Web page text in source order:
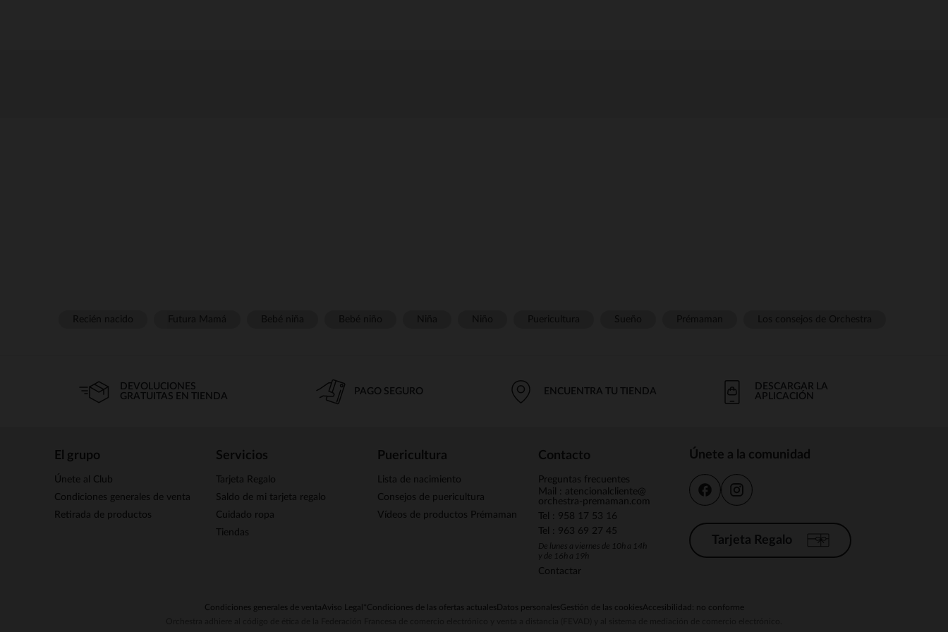
DEVOLUCIONES
GRATUITAS EN TIENDA
PAGO SEGURO ENCUENTRA TU TIENDA
DESCARGAR LA
APLICACIÓN
El grupo
Únete al Club
Condiciones generales de venta
Retirada de productos
Servicios
Tarjeta Regalo
Saldo de mi tarjeta regalo
Cuidado ropa
Tiendas
Puericultura
Lista de nacimiento
Consejos de puericultura
Vídeos de productos Prémaman
Contacto
Preguntas frecuentes
Mail : atencionalcliente@
orchestra-premaman.com
Tel : 958 17 53 16
Tel : 963 69 27 45
De lunes a viernes de 10h a 14h
y de 16h a 19h
Contactar
Únete a la comunidad
Tarjeta Regalo
Condiciones generales de ventaAviso Legal *Condiciones de las ofertas actuales Datos personalesGestión de las cookiesAccesibilidad: no conforme